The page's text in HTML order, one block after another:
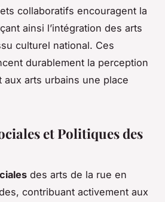
collaboratifs encouragent la
ainsi l’intégration des arts
culturel national. Ces
durablement la perception
aux arts urbains une place
et Politiques des
des arts de la rue en
contribuant activement aux